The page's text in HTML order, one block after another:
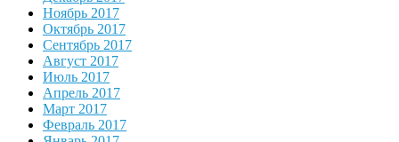
Ноябрь 2017
Октябрь 2017
Сентябрь 2017
Август 2017
Июль 2017
Апрель 2017
Март 2017
Февраль 2017